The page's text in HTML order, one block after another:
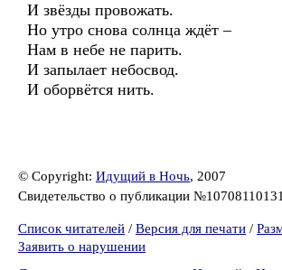
И звёзды провожать.
Но утро снова солнца ждёт –
Нам в небе не парить.
И запылает небосвод.
И оборвётся нить.
© Copyright: Идущий в Ночь, 2007
Свидетельство о публикации
Список читателей / Версия для печати /
Заявить о нарушении